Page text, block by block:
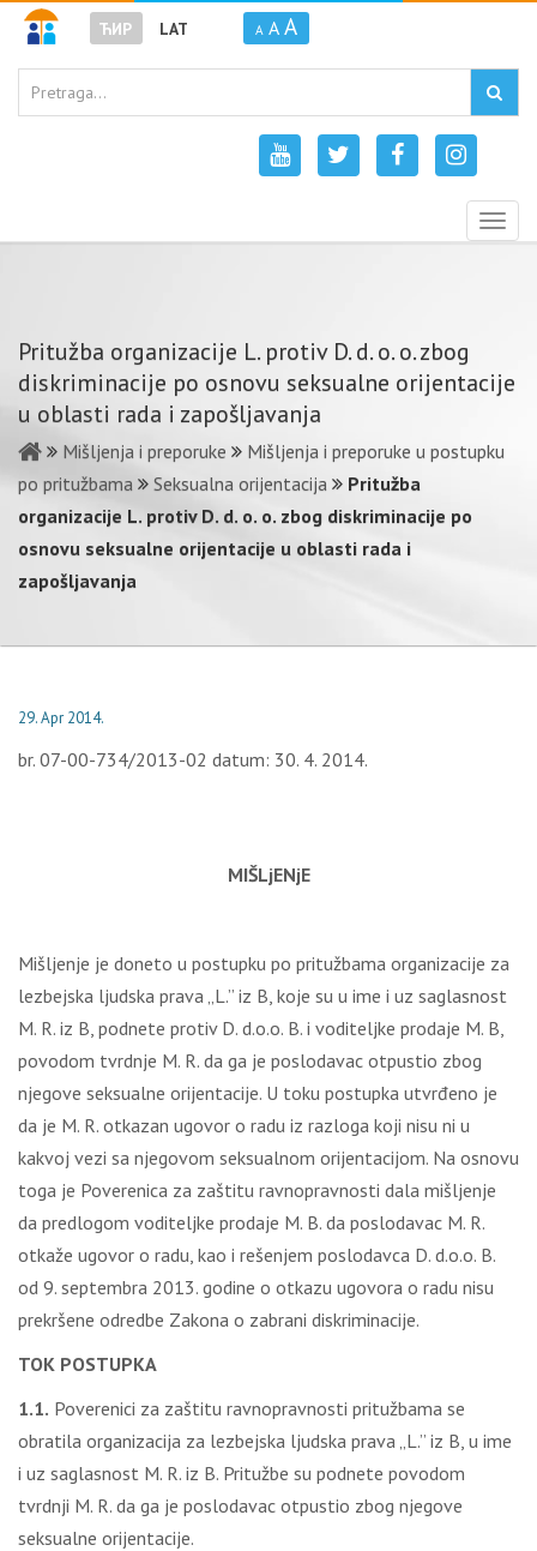
ЋИР LAT A A A
Pritužba organizacije L. protiv D. d. o. o. zbog
diskriminacije po osnovu seksualne orijentacije
u oblasti rada i zapošljavanja
Mišljenja i preporuke
Mišljenja i preporuke u postupku
po pritužbama
Seksualna orijentacija
Pritužba
organizacije L. protiv D. d. o. o. zbog diskriminacije po
osnovu seksualne orijentacije u oblasti rada i
zapošljavanja
29. Apr 2014.
br. 07-00-734/2013-02 datum: 30. 4. 2014.
MIŠLjENjE
Mišljenje je doneto u postupku po pritužbama organizacije za
lezbejska ljudska prava „L.” iz B, koje su u ime i uz saglasnost
M. R. iz B, podnete protiv D. d.o.o. B. i voditeljke prodaje M. B,
povodom tvrdnje M. R. da ga je poslodavac otpustio zbog
njegove seksualne orijentacije. U toku postupka utvrđeno je
da je M. R. otkazan ugovor o radu iz razloga koji nisu ni u
kakvoj vezi sa njegovom seksualnom orijentacijom. Na osnovu
toga je Poverenica za zaštitu ravnopravnosti dala mišljenje
da predlogom voditeljke prodaje M. B. da poslodavac M. R.
otkaže ugovor o radu, kao i rešenjem poslodavca D. d.o.o. B.
od 9. septembra 2013. godine o otkazu ugovora o radu nisu
prekršene odredbe Zakona o zabrani diskriminacije.
TOK POSTUPKA
1.1. Poverenici za zaštitu ravnopravnosti pritužbama se
obratila organizacija za lezbejska ljudska prava „L.” iz B, u ime
i uz saglasnost M. R. iz B. Pritužbe su podnete povodom
tvrdnji M. R. da ga je poslodavac otpustio zbog njegove
seksualne orijentacije.